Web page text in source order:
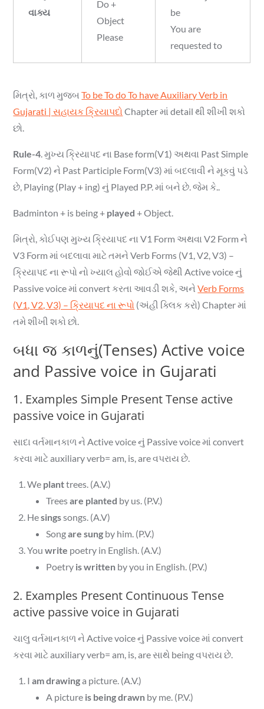
વાક્ય
Do +
Object
Please
be
You are
requested to
મિત્રો, કાળ મુજબTo be To do To have Auxiliary Verb in
Gujarati | સહાયક ક્રિયાપદો Chapter માં detail થી શીખી શકો
છો.
Rule-4 . મુખ્ય ક્રિયાપદ ના Base form(V1) અથવા Past Simple
Form(V2) ને Past Participle Form(V3) માં બદલાવી ને મૂકવું પડે
છે, Playing (Play + ing) નું Played P.P. માં બને છે. જેમ કે..
Badminton + is being + played + Object.
મિત્રો, કોઈપણ મુખ્ય ક્રિયાપદ ના V1 Form અથવા V2 Form ને
V3 Form માં બદલાવા માટે તમને Verb Forms (V1, V2, V3) –
ક્રિયાપદ ના રૂપો નો ખ્યાલ હોવો જોઈએ જેથી Active voice નું
Passive voice માં convert કરતા આવડી શકે, અનેVerb Forms
(V1, V2, V3) – ક્રિયાપદ ના રૂપો (અંહી ક્લિક કરો) Chapter માં
તમે શીખી શકો છો.
બધા જ કાળનું(Tenses) Active voice
and Passive voice in Gujarati
1. Examples Simple Present Tense active
passive voice in Gujarati
સાદા વર્તમાનકાળ ને Active voice નું Passive voice માં convert
કરવા માટે auxiliary verb= am, is, are વપરાય છે.
We planttrees. (A.V.)
Treesare planted by us. (P.V.)
Hesingssongs. (A.V)
Songare sung by him. (P.V.)
Youwrite poetry in English. (A.V.)
Poetry is written by you in English. (P.V.)
2. Examples Present Continuous Tense
active passive voice in Gujarati
ચાલુ વર્તમાનકાળ ને Active voice નું Passive voice માં convert
કરવા માટે auxiliary verb= am, is, are સાથે being વપરાય છે.
Iam drawinga picture. (A.V.)
A picture is being drawn by me. (P.V.)